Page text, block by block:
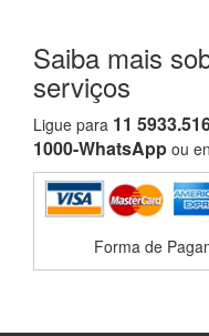
Saiba mais
serviços
Ligue para 11
1000-WhatsApp ou
Forma de